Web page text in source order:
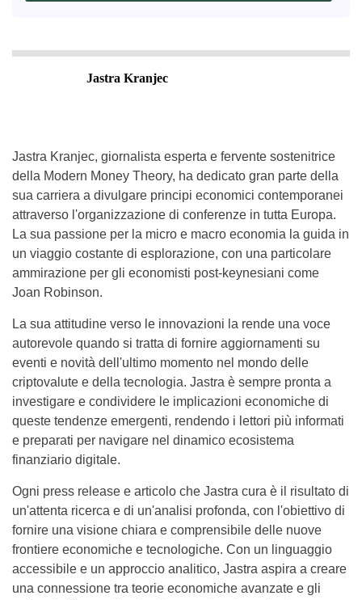
Jastra Kranjec
Jastra Kranjec, giornalista esperta e fervente sostenitrice
della Modern Money Theory, ha dedicato gran parte della
sua carriera a divulgare principi economici contemporanei
attraverso l'organizzazione di conferenze in tutta Europa.
La sua passione per la micro e macro economia la guida in
un viaggio costante di esplorazione, con una particolare
ammirazione per gli economisti post-keynesiani come
Joan Robinson.
La sua attitudine verso le innovazioni la rende una voce
autorevole quando si tratta di fornire aggiornamenti su
eventi e novità dell'ultimo momento nel mondo delle
criptovalute e della tecnologia. Jastra è sempre pronta a
investigare e condividere le implicazioni economiche di
queste tendenze emergenti, rendendo i lettori più informati
e preparati per navigare nel dinamico ecosistema
finanziario digitale.
Ogni press release e articolo che Jastra cura è il risultato di
un'attenta ricerca e di un'analisi profonda, con l'obiettivo di
fornire una visione chiara e comprensibile delle nuove
frontiere economiche e tecnologiche. Con un linguaggio
accessibile e un approccio analitico, Jastra aspira a creare
una connessione tra teorie economiche avanzate e gli